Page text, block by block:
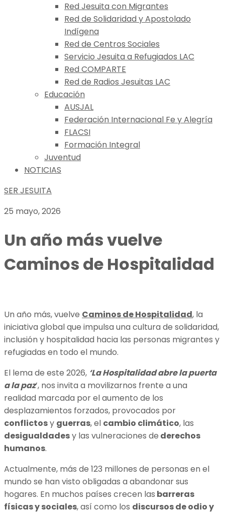
Red Jesuita con Migrantes
Red de Solidaridad y Apostolado
Indígena
Red de Centros Sociales
Servicio Jesuita a Refugiados LAC
Red COMPARTE
Red de Radios Jesuitas LAC
Educación
AUSJAL
Federación Internacional Fe y Alegría
FLACSI
Formación Integral
Juventud
NOTICIAS
SER JESUITA
25 mayo, 2026
Un año más vuelve
Caminos de Hospitalidad
Un año más, vuelve Caminos de Hospitalidad, la
iniciativa global que impulsa una cultura de solidaridad,
inclusión y hospitalidad hacia las personas migrantes y
refugiadas en todo el mundo.
El lema de este 2026, ‘La Hospitalidad abre la puerta
a la paz’, nos invita a movilizarnos frente a una
realidad marcada por el aumento de los
desplazamientos forzados, provocados por
conflictosy guerras, el cambio climático, las
desigualdadesy las vulneraciones de derechos
humanos.
Actualmente, más de 123 millones de personas en el
mundo se han visto obligadas a abandonar sus
hogares. En muchos países crecen las barreras
físicas y sociales, así como los discursos de odio y